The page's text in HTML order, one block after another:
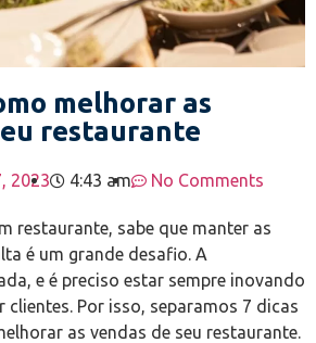
melhorar as
restaurante
2023 4:43 am No Comments
restaurante, sabe que manter as
é um grande desafio. A
e é preciso estar sempre inovando
Por isso, separamos 7 dicas
as vendas de seu restaurante.